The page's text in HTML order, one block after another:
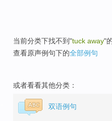
当前分类下找不到"tuck away"
查看原声例句下的全部例句
或者看看其他分类：
双语例句